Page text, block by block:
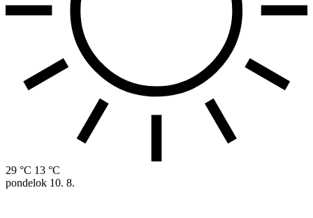
29 °C 13 °C
pondelok 10. 8.